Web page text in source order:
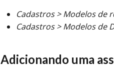
Cadastros > Modelos de
Cadastros > Modelos de
Adicionando uma